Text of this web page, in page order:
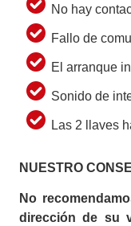
No hay
Fallo de
El arranque
Sonido de
Las 2 llaves
NUESTRO
No
dirección de su